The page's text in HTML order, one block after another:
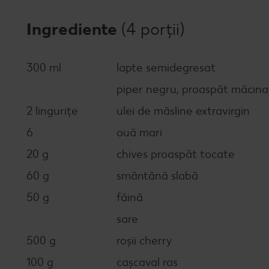
Ingrediente (4 porții)
300 ml
lapte semidegresat
piper negru, proaspăt
2 lingurițe
ulei de măsline extravirgin
6
ouă mari
20 g
chives proaspăt tocate
60 g
smântână slabă
50 g
făină
sare
500 g
roșii cherry
100 g
cașcaval ras